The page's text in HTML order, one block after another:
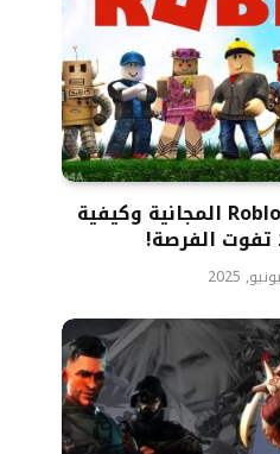
قائمة أكواد Roblox المجانية وكيفية
تفوت الفرصة!